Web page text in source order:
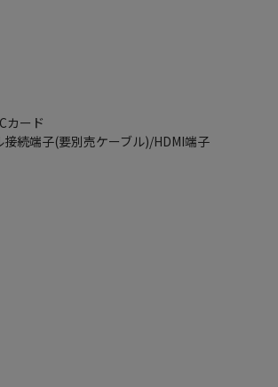
カード
続端子(要別売ケーブル)/HDMI端子